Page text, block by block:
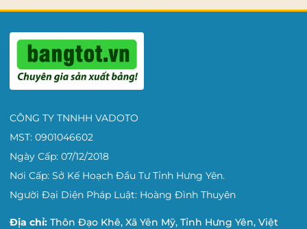
CÔNG TY TNNHH VADOTO
MST: 0901046602
Ngày Cấp: 07/12/2018
Nơi Cấp: Sở Kế Hoạch Đầu Tư Tỉnh Hưng Yên.
Người Đại Diện Pháp Luật: Hoàng Đình Thuyên
Địa chỉ: Thôn Đạo Khê, Xã Yên Mỹ, Tỉnh Hưng Yên, Việt